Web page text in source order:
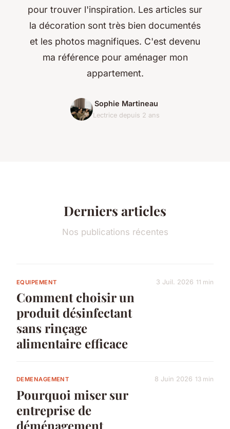
pour trouver l'inspiration. Les articles sur
la décoration sont très bien documentés
et les photos magnifiques. C'est devenu
ma référence pour aménager mon
appartement.
Sophie Martineau
Lectrice depuis 2 ans
Derniers articles
Nos publications récentes
EQUIPEMENT
Comment choisir un
produit désinfectant
sans rinçage
alimentaire efficace
3 Juil. 2026 11 min
DEMENAGEMENT
Pourquoi miser sur
entreprise de
déménagement
8 Juin 2026 13 min